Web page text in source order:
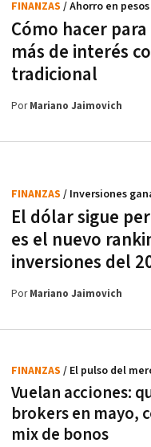
Cómo hacer
más de interés
tradicional
FINANZAS / Ahorro en pesos
PorMariano Jaimovich
El dólar sigue
es el nuevo
inversiones del
FINANZAS / Inversiones
PorMariano Jaimovich
Vuelan acciones:
brokers en mayo,
mix de bonos
FINANZAS / El pulso del